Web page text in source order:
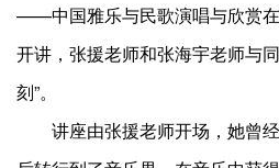
——中国雅乐与民歌演唱与欣赏
开讲，张援老师和张海宇老师与
刻”。
讲座由张援老师开场，她曾